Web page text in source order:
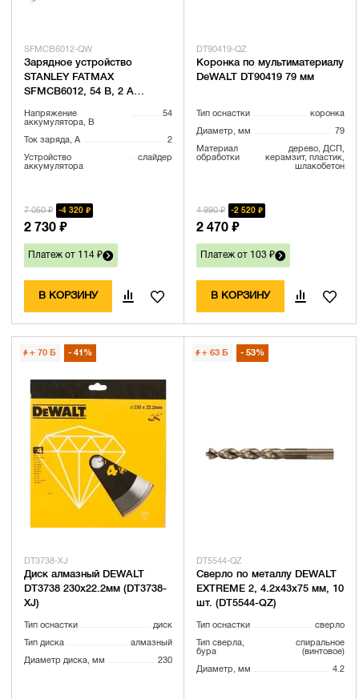
SFMCB6012-QW
Зарядное устройство
STANLEY FATMAX
SFMCB6012, 54 В, 2 А
Напряжение
аккумулятора, В
54
Ток заряда, А 2
Устройство
аккумулятора
слайдер
7 050 ₽ 4 320 ₽
2 730 ₽
Платеж от 114 ₽
В КОРЗИНУ
DT90419-QZ
Коронка по мультиматериалу
DeWALT DT90419 79 мм
Тип оснастки коронка
Диаметр, мм 79
Материал
обработки
дерево, ДСП,
керамзит, пластик,
шлакобетон
4 990 ₽ 2 520 ₽
2 470 ₽
Платеж от 103 ₽
В КОРЗИНУ
+ 70 Б 41%
DT3738-XJ
Диск алмазный DEWALT
DT3738 230х22.2мм (DT3738-
XJ)
Тип оснастки диск
Тип диска алмазный
Диаметр диска, мм 230
+ 63 Б 53%
DT5544-QZ
Сверло по металлу DEWALT
EXTREME 2, 4.2x43x75 мм, 10
шт. (DT5544-QZ)
Тип оснастки сверло
Тип сверла,
бура
спиральное
(винтовое)
Диаметр, мм 4.2